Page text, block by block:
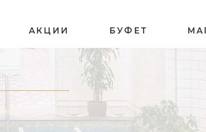
АКЦИИ БУФЕТ